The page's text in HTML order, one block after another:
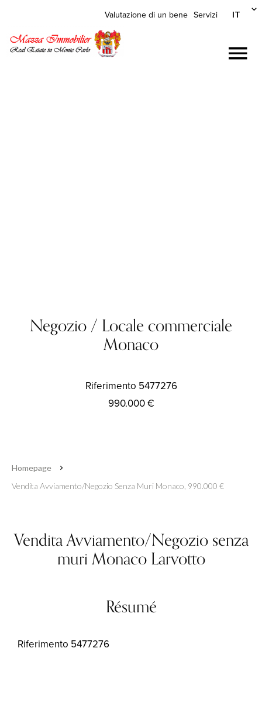
Valutazione di un bene Servizi IT
Negozio / Locale commerciale
Monaco
Riferimento 5477276
990.000 €
Homepage
Vendita Avviamento/negozio Senza Muri Monaco, 990.000 €
Vendita Avviamento/Negozio senza
muri Monaco Larvotto
Résumé
Riferimento 5477276